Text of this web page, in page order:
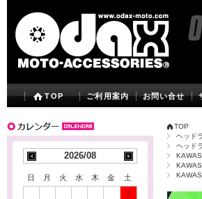
TOP ご利用案内 お問い合せ
TOP
ヘッド
ヘッド
2026/08
日 月 火 水 木 金
土
1